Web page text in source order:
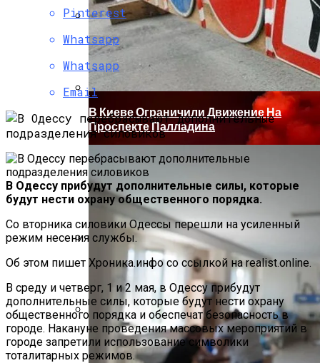
Растущая Концентрация Власти В
Руках Си Цзиньпина: Мир Не Обмануть
Коронавирус В США Оказался
Смертоноснее «испанки» 1918 Года
Извержение Вулкана На Юге Исландии:
Чрезвычайное Положение И Эвакуация
В Киеве Ограничили Движение На
Проспекте Палладина
Pinterest
Whatsapp
Whatsapp
Email
В Одессу прибудут дополнительные силы, которые
будут нести охрану общественного порядка.
Со вторника силовики Одессы перешли на усиленный
режим несения службы.
Об этом пишет Хроника.инфо со ссылкой на realist.online.
В среду и четверг, 1 и 2 мая, в Одессу прибудут
дополнительные силы, которые будут нести охрану
общественного порядка и обеспечат безопасность в
городе. Накануне проведения массовых мероприятий в
городе запретили использование символики
тоталитарных режимов.